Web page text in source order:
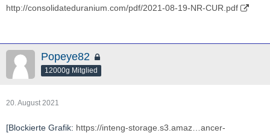
http://consolidateduranium.com/pdf/2021-08-19-NR-CUR.pdf
Popeye82
12000g Mitglied
20. August 2021
[Blockierte Grafik: https://inteng-storage.s3.amaz…ancer-